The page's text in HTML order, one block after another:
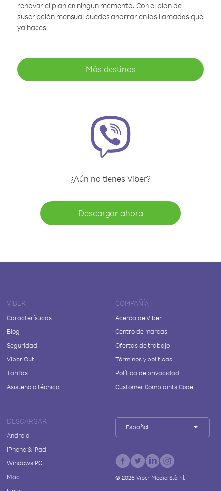
renovar el plan en ningún momento. Con el plan de
suscripción mensual puedes ahorrar en las llamadas que
ya haces
Más destinos
¿Aún no tienes Viber?
Descargar ahora
VIBER
Características
Blog
Seguridad
Viber Out
Tarifas
Asistencia técnica
COMPAÑÍA
Acerca de Viber
Centro de marcas
Ofertas de trabajo
Términos y políticas
Política de privacidad
Customer Complaints Code
DESCARGAR
Android
iPhone & iPad
Windows PC
Mac
Español
© 2026Viber Media S.à r.l.